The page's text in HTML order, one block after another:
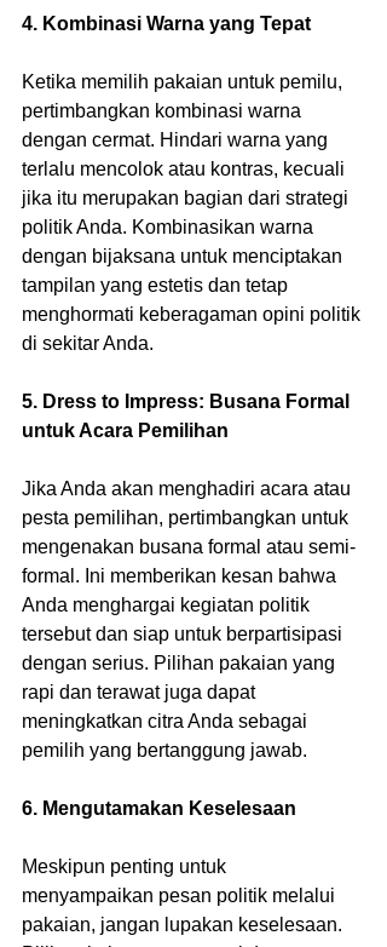
4. Kombinasi Warna yang Tepat
Ketika memilih pakaian untuk pemilu,
pertimbangkan kombinasi warna
dengan cermat. Hindari warna yang
terlalu mencolok atau kontras, kecuali
jika itu merupakan bagian dari strategi
politik Anda. Kombinasikan warna
dengan bijaksana untuk menciptakan
tampilan yang estetis dan tetap
menghormati keberagaman opini politik
di sekitar Anda.
5. Dress to Impress: Busana Formal
untuk Acara Pemilihan
Jika Anda akan menghadiri acara atau
pesta pemilihan, pertimbangkan untuk
mengenakan busana formal atau semi-
formal. Ini memberikan kesan bahwa
Anda menghargai kegiatan politik
tersebut dan siap untuk berpartisipasi
dengan serius. Pilihan pakaian yang
rapi dan terawat juga dapat
meningkatkan citra Anda sebagai
pemilih yang bertanggung jawab.
6. Mengutamakan Keselesaan
Meskipun penting untuk
menyampaikan pesan politik melalui
pakaian, jangan lupakan keselesaan.